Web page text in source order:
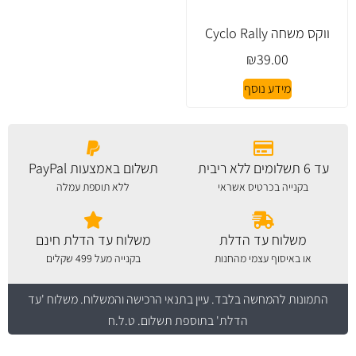
ווקס משחה Cyclo Rally
₪39.00
מידע נוסף
עד 6 תשלומים ללא ריבית
בקנייה בכרטיס אשראי
תשלום באמצעות PayPal
ללא תוספת עמלה
משלוח עד הדלת
או באיסוף עצמי מהחנות
משלוח עד הדלת חינם
בקנייה מעל 499 שקלים
התמונות להמחשה בלבד.עיין בתנאי הרכישה והמשלוח. משלוח 'עד
הדלת' בתוספת תשלום. ט.ל.ח